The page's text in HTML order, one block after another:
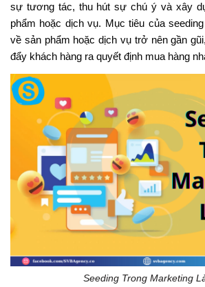
sự tương tác, thu hút sự chú ý và xây
phẩm hoặc dịch vụ. Mục tiêu của
về sản phẩm hoặc dịch vụ trở nên gần
đẩy khách hàng ra quyết định mua hàng
Seeding Trong Marketing